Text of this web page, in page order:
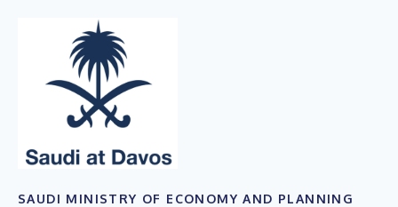
SAUDI MINISTRY OF ECONOMY AND PLANNING